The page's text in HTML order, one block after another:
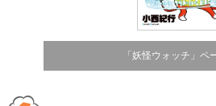
「妖怪ウォッチ」ペ